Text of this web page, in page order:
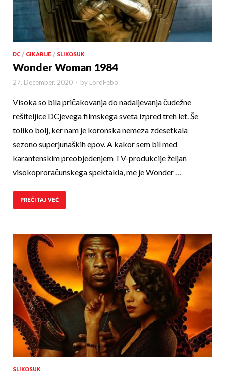
DC / GIKARIJE / SLIKOSUK
Wonder Woman 1984
27. December, 2020 - by LordFebo
Visoka so bila pričakovanja do nadaljevanja čudežne
rešiteljice DCjevega filmskega sveta izpred treh let. Še
toliko bolj, ker nam je koronska nemeza zdesetkala
sezono superjunaških epov. A kakor sem bil med
karantenskim preobjedenjem TV-produkcije željan
visokoproračunskega spektakla, me je Wonder …
PREČITAJ VEČ
SLIKOSUK